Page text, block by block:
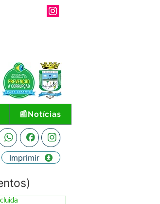
📰Notícias
Imprimir